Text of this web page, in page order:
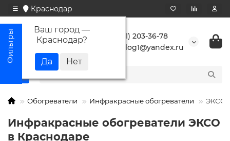
Краснодар
Ваш город —
Краснодар?
+7 (861) 203-36-78
buranlog1@yandex.ru
Обогреватели Инфракрасные обогреватели ЭКСО
Инфракрасные обогреватели ЭКСО
в Краснодаре